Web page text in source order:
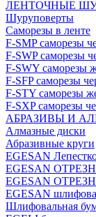
ЛЕНТОЧНЫЕ
Шуруповерты
Саморезы в ленте
F-SMP саморезы
F-SWP саморезы
F-SWY саморезы
F-SFP саморезы
F-STY саморезы
F-SXP саморезы
АБРАЗИВЫ И
Алмазные диски
Абразивные круги
EGESAN
EGESAN
EGESAN
EGESAN
Шлифовальная